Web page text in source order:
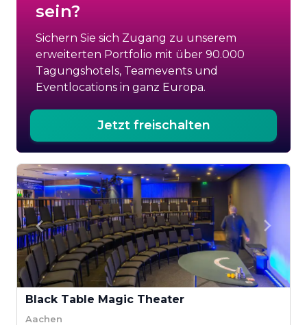
sein?
Sichern Sie sich Zugang zu unserem
erweiterten Portfolio mit über 90.000
Tagungshotels, Teamevents und
Eventlocations in ganz Europa.
Jetzt freischalten
Black Table Magic Theater
Aachen